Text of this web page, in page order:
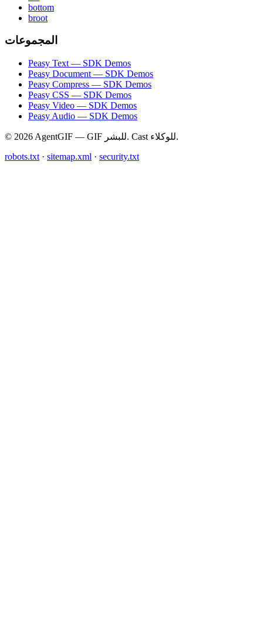
bottom
broot
المجموعات
Peasy Text — SDK Demos
Peasy Document — SDK Demos
Peasy Compress — SDK Demos
Peasy CSS — SDK Demos
Peasy Video — SDK Demos
Peasy Audio — SDK Demos
© 2026 AgentGIF — GIF للبشر. Cast للوكلاء.
robots.txt · sitemap.xml · security.txt